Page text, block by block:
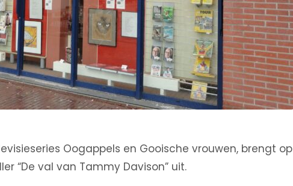
Oogappels en Gooische vrouwen, brengt op
“De val van Tammy Davison” uit.